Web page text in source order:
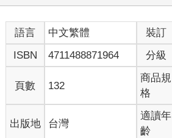
「是拉炮！今天要幫樹懶過生日。」
小刺蝟說。
貓頭鷹喜歡幫忙，熱心的動手準備。
怦怦怦怦！
鼴鼠很好奇。
語言 中文繁體 裝訂
ISBN
4711488871964 分級
頁數 132
商品規
格
出版地 台灣
適讀年
齡